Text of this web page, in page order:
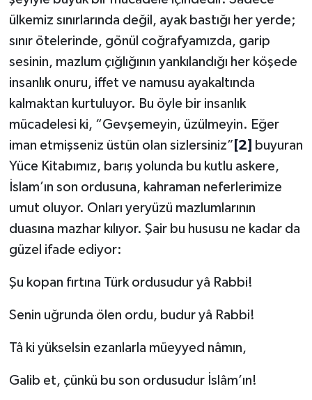
ülkemiz sınırlarında değil, ayak bastığı her yerde;
sınır ötelerinde, gönül coğrafyamızda, garip
sesinin, mazlum çığlığının yankılandığı her köşede
insanlık onuru, iffet ve namusu ayakaltında
kalmaktan kurtuluyor. Bu öyle bir insanlık
mücadelesi ki, “Gevşemeyin, üzülmeyin. Eğer
iman etmişseniz üstün olan sizlersiniz” [2] buyuran
Yüce Kitabımız, barış yolunda bu kutlu askere,
İslam’ın son ordusuna, kahraman neferlerimize
umut oluyor. Onları yeryüzü mazlumlarının
duasına mazhar kılıyor. Şair bu hususu ne kadar da
güzel ifade ediyor:
Şu kopan fırtına Türk ordusudur yâ Rabbi!
Senin uğrunda ölen ordu, budur yâ Rabbi!
Tâ ki yükselsin ezanlarla müeyyed nâmın,
Galib et, çünkü bu son ordusudur İslâm’ın!
Konya Müftülüğü
Kütahya Müftülüğü
Malatya Müftülüğü
Manisa Müftülüğü
Mardin Müftülüğü
Mersin Müftülüğü
Muş Müftülüğü
Nevşehir Müftülüğü
Niğde Müftülüğü
Ordu Müftülüğü